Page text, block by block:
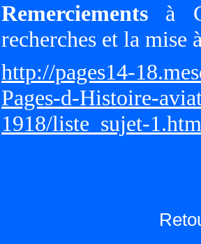
Remerciements à
recherches et la mise
http://pages14-
Pages-d-Histoire-
1918/liste_sujet-1.htm